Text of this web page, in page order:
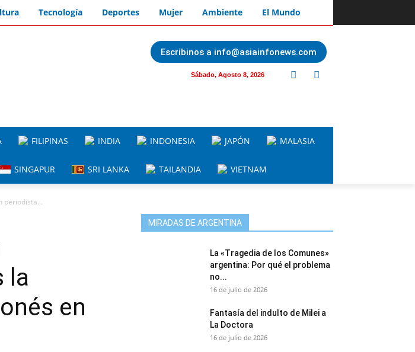
Tecnología Deportes Mujer Ambiente El Mundo
Escribinos a info@asiainfonews.com
Sábado, Agosto 8, 2026
FILIPINAS INDIA INDONESIA JAPÓN MALASIA
SINGAPUR SRI LANKA TAILANDIA VIETNAM
periodista...
la
en
MIRADAS DE ARGENTINA
La «Tragedia de los Comunes»
argentina: Por qué el problema
no...
16 de julio de 2026
Fantasía del indulto de Milei a
La Doctora
16 de julio de 2026